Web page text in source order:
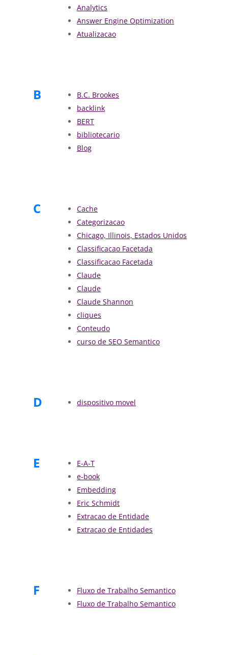
Analytics
Answer Engine Optimization
Atualizacao
B
B.C. Brookes
backlink
BERT
bibliotecario
Blog
C
Cache
Categorizacao
Chicago, Illinois, Estados Unidos
Classificacao Facetada
Classificacao Facetada
Claude
Claude
Claude Shannon
cliques
Conteudo
curso de SEO Semantico
D dispositivo movel
E
E-A-T
e-book
Embedding
Eric Schmidt
Extracao de Entidade
Extracao de Entidades
F
Fluxo de Trabalho Semantico
Fluxo de Trabalho Semantico